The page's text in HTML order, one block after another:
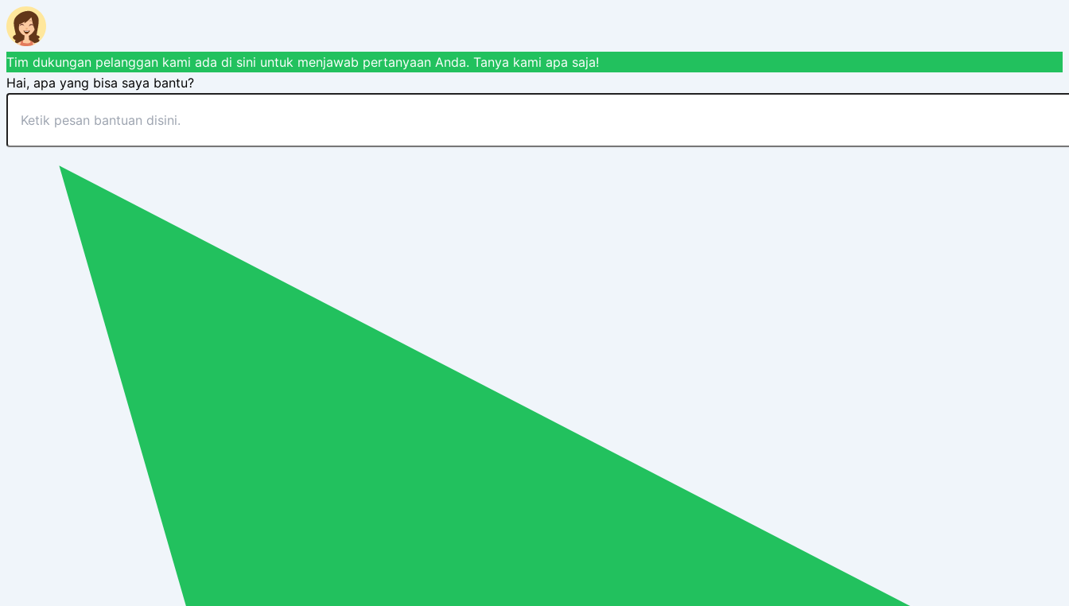
Tim dukungan pelanggan kami ada di sini untuk menjawab pertanyaan Anda. Tanya kami apa saja!
Hai, apa yang bisa saya bantu?